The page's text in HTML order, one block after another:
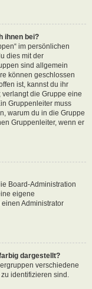
ihnen bei?
im persönlichen
dies mit der
sind allgemein
können geschlossen
ist, kannst du ihr
die Gruppe eine
Gruppenleiter muss
warum du in die Gruppe
Gruppenleiter, wenn er
Board-Administration
eigene
Administrator
dargestellt?
verschiedene
identifizieren sind.